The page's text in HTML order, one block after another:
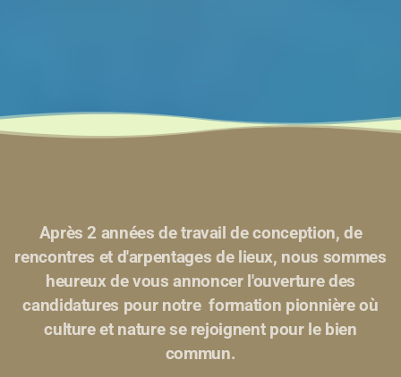
Après 2 années de travail de conception, de
rencontres et d'arpentages de lieux, nous sommes
heureux de vous annoncer l'ouverture des
candidatures pour notre formation pionnière où
culture et nature se rejoignent pour le bien
commun.